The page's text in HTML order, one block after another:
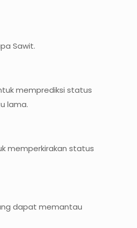
Sawit.
memprediksi status
lama.
memperkirakan status
dapat memantau